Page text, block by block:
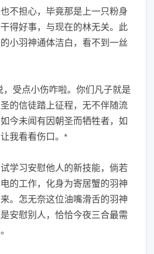
不担心，毕竟那是上一只粉身
得好事，与现在的林无关。此
小羽神通体洁白，看不到一丝
，受点小伤咋啦。你们凡子就是
的信徒踏上征程，无不伴随流
今未闻有因朝圣而牺牲者，如
我看看伤口。 *
习安慰他人的新技能，倘若
的工作，化身为寄居蟹的羽神
。怎无奈这位油嘴滑舌的羽神
安慰别人，恰恰今夜三合最需